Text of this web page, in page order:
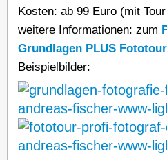
Kosten: ab 99 Euro (mit
weitere Informationen: zum
Grundlagen PLUS Fototour
Beispielbilder: